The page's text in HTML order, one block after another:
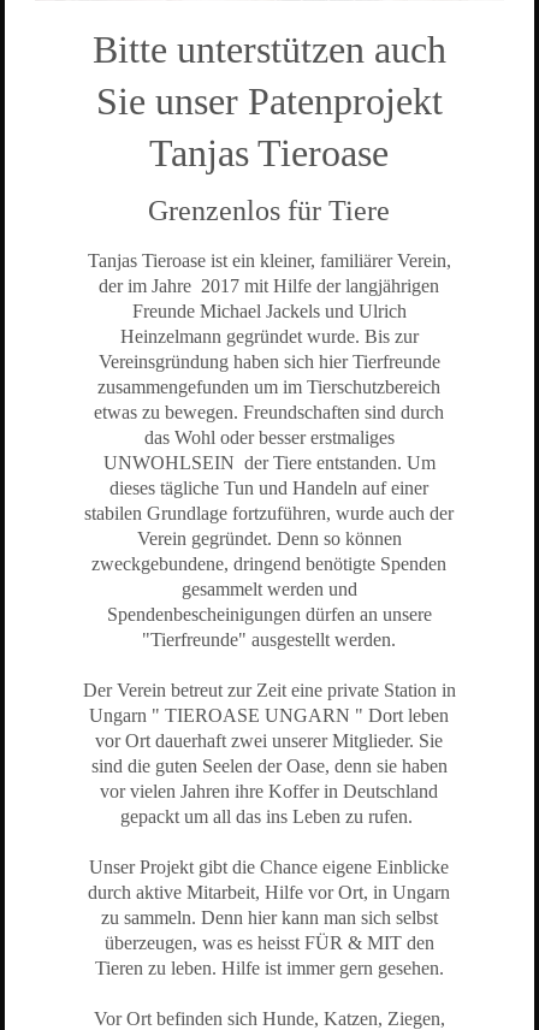
Bitte unterstützen auch
Sie unser Patenprojekt
Tanjas Tieroase
Grenzenlos für Tiere
Tanjas Tieroase ist ein kleiner, familiärer Verein,
der im Jahre 2017 mit Hilfe der langjährigen
Freunde Michael Jackels und Ulrich
Heinzelmann gegründet wurde. Bis zur
Vereinsgründung haben sich hier Tierfreunde
zusammengefunden um im Tierschutzbereich
etwas zu bewegen. Freundschaften sind durch
das Wohl oder besser erstmaliges
UNWOHLSEIN der Tiere entstanden. Um
dieses tägliche Tun und Handeln auf einer
stabilen Grundlage fortzuführen, wurde auch der
Verein gegründet. Denn so können
zweckgebundene, dringend benötigte Spenden
gesammelt werden und
Spendenbescheinigungen dürfen an unsere
"Tierfreunde" ausgestellt werden.
Der Verein betreut zur Zeit eine private Station in
Ungarn " TIEROASE UNGARN " Dort leben
vor Ort dauerhaft zwei unserer Mitglieder. Sie
sind die guten Seelen der Oase, denn sie haben
vor vielen Jahren ihre Koffer in Deutschland
gepackt um all das ins Leben zu rufen.
Unser Projekt gibt die Chance eigene Einblicke
durch aktive Mitarbeit, Hilfe vor Ort, in Ungarn
zu sammeln. Denn hier kann man sich selbst
überzeugen, was es heisst FÜR & MIT den
Tieren zu leben. Hilfe ist immer gern gesehen.
Vor Ort befinden sich Hunde, Katzen, Ziegen,